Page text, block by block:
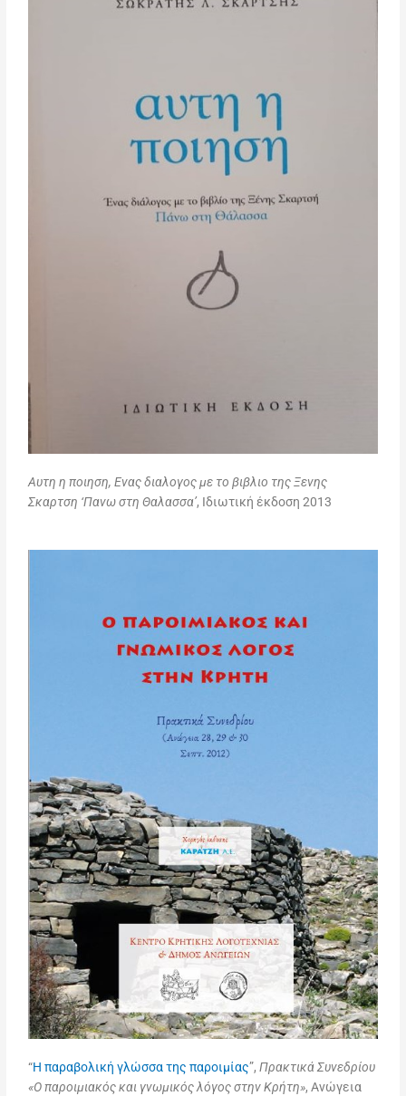
Αυτη η ποιηση, Ενας διαλογος με το βιβλιο της Ξενης
Σκαρτση ‘Πανω στη Θαλασσα’, Ιδιωτική έκδοση 2013
“Η παραβολική γλώσσα της παροιμίας”,Πρακτικά Συνεδρίου
«Ο παροιμιακός και γνωμικός λόγος στην Κρήτη», Ανώγεια